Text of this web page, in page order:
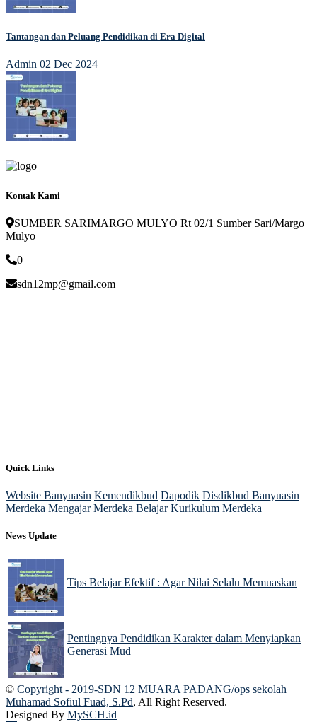
Tantangan dan Peluang Pendidikan di Era Digital
Admin 02 Dec 2024
Kontak Kami
SUMBER SARIMARGO MULYO Rt 02/1 Sumber Sari/Margo
Mulyo
0
sdn12mp@gmail.com
Quick Links
Website Banyuasin Kemendikbud Dapodik Disdikbud Banyuasin
Merdeka Mengajar Merdeka Belajar Kurikulum Merdeka
News Update
Tips Belajar Efektif : Agar Nilai Selalu Memuaskan
Pentingnya Pendidikan Karakter dalam Menyiapkan
Generasi Mud
© Copyright - 2019-SDN 12 MUARA PADANG/ops sekolah
Muhamad Sofiul Fuad, S.Pd, All Right Reserved.
Designed By MySCH.id